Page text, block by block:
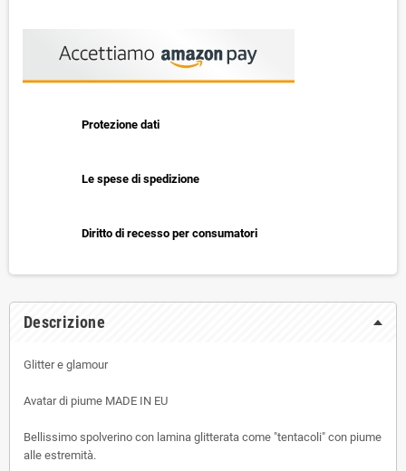
Protezione dati
Le spese di spedizione
Diritto di recesso per consumatori
Descrizione
Glitter e glamour
Avatar di piume MADE IN EU
Bellissimo spolverino con lamina glitterata come "tentacoli" con piume
alle estremità.